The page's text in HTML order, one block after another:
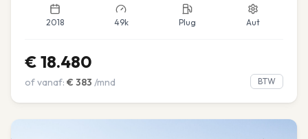
2018 49k Plug Aut
€ 18.480
of vanaf: € 383 /mnd BTW